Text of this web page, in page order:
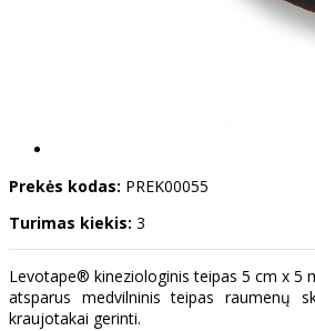
Prekės kodas: PREK00055
Turimas kiekis: 3
Levotape® kineziologinis teipas 5 cm x 5
atsparus medvilninis teipas raumenų
kraujotakai gerinti.